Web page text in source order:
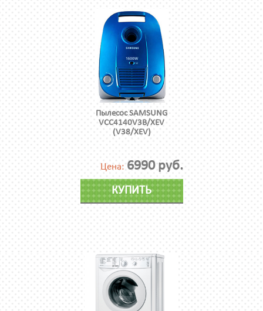
Пылесос SAMSUNG
VCC4140V3B/XEV
(V38/XEV)
Цена: 6990 руб.
КУПИТЬ